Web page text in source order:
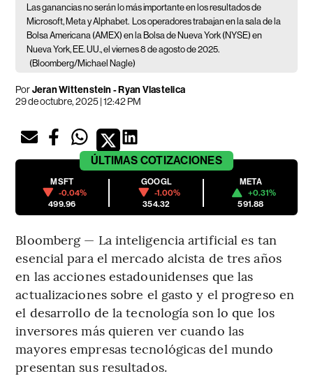
Las ganancias no serán lo más importante en los resultados de
Microsoft, Meta y Alphabet.
Los operadores trabajan en la sala de la
Bolsa Americana (AMEX) en la Bolsa de Nueva York (NYSE) en
Nueva York, EE. UU., el viernes 8 de agosto de 2025.
(Bloomberg/Michael Nagle)
PorJeran Wittenstein - Ryan Vlastelica
29 de octubre, 2025 | 12:42 PM
ÚLTIMAS COTIZACIONES
MSFT
-0.04%
499.96
GOOGL
-1.00%
354.32
META
+0.31%
591.88
Bloomberg — La inteligencia artificial es tan
esencial para el mercado alcista de tres años
en las acciones estadounidenses que las
actualizaciones sobre el gasto y el progreso en
el desarrollo de la tecnología son lo que los
inversores más quieren ver cuando las
mayores empresas tecnológicas del mundo
presentan sus resultados.